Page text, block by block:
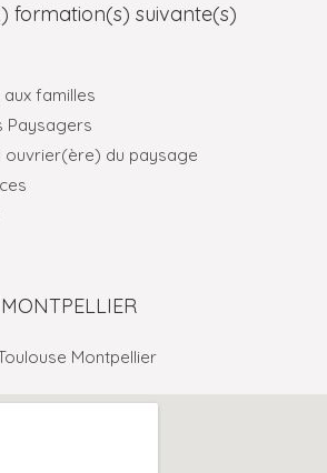
formation(s) suivante(s)
familles
Paysagers
du paysage
Montpellier